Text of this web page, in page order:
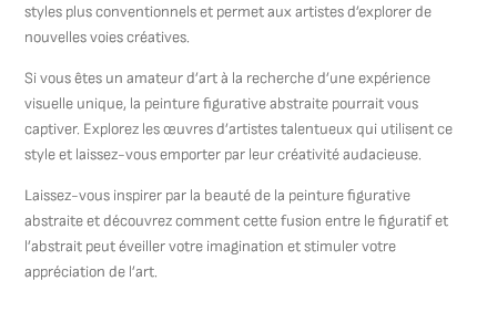
styles plus conventionnels et permet aux artistes d’explorer de
nouvelles voies créatives.
Si vous êtes un amateur d’art à la recherche d’une expérience
visuelle unique, la peinture figurative abstraite pourrait vous
captiver. Explorez les œuvres d’artistes talentueux qui utilisent ce
style et laissez-vous emporter par leur créativité audacieuse.
Laissez-vous inspirer par la beauté de la peinture figurative
abstraite et découvrez comment cette fusion entre le figuratif et
l’abstrait peut éveiller votre imagination et stimuler votre
appréciation de l’art.